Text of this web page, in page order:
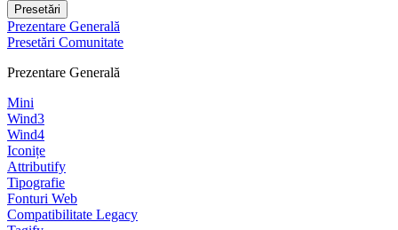
Presetări
Prezentare Generală
Presetări Comunitate
Prezentare Generală
Mini
Wind3
Wind4
Iconițe
Attributify
Tipografie
Fonturi Web
Compatibilitate Legacy